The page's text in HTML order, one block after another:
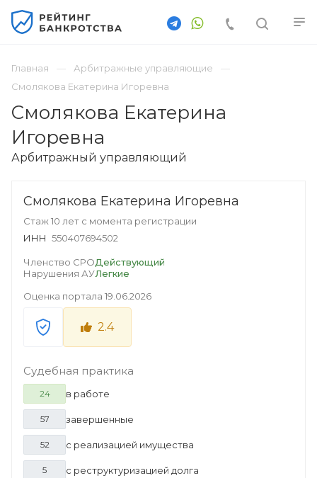
Главная
Арбитражные управляющие
Смолякова Екатерина Игоревна
Смолякова Екатерина
Игоревна
Арбитражный управляющий
Смолякова Екатерина Игоревна
Стаж 10 лет с момента регистрации
ИНН 550407694502
Членство СРОДействующий
Нарушения АУЛегкие
Оценка портала 19.06.2026
2.4
Судебная практика
24 в работе
57 завершенные
52 с реализацией имущества
5 с реструктуризацией долга